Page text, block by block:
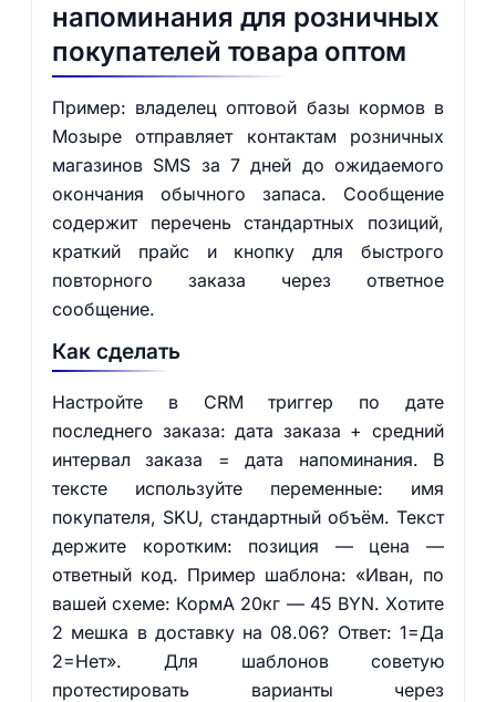
напоминания для розничных
покупателей товара оптом
Пример: владелец оптовой базы кормов в
Мозыре отправляет контактам розничных
магазинов SMS за 7 дней до ожидаемого
окончания обычного запаса. Сообщение
содержит перечень стандартных позиций,
краткий прайс и кнопку для быстрого
повторного заказа через ответное
сообщение.
Как сделать
Настройте в CRM триггер по дате
последнего заказа: дата заказа + средний
интервал заказа = дата напоминания. В
тексте используйте переменные: имя
покупателя, SKU, стандартный объём. Текст
держите коротким: позиция — цена —
ответный код. Пример шаблона: «Иван, по
вашей схеме: КормА 20кг — 45 BYN. Хотите
2 мешка в доставку на 08.06? Ответ: 1=Да
2=Нет». Для шаблонов советую
протестировать варианты через